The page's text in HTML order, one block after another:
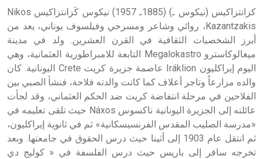
- هل تعلم أن أبجر Abgar اسم معروف جيداً يعود إلى عدد من
الملوك الذين حكموا مدينة إديسا (الرها) من أبجر الأول وحتى
التاسع، وهم ينتسبون إلى أسرة أوسروين
- هل تعلم أن الأبجدية الكنعانية تتألف من /22/ علامة كتابية
sign تكتب منفصلة غير متصلة، وتعتمد المبدأ الأكوروفوني،
حيث تقتصر القيمة الصوتية للعلامة الك
كزانتزاكيس (نيكوس ـ) (1885ـ 1957) نيكوس كَزانتزاكيس Nikos
Kazantzakis، روائي وشاعر ومسرحي وفيلسوف يوناني، يعد من
أبرز الشخصيات الثقافية في القرن العشرين. ولد في مدينة
ميغالوكاسترو Megalokastro التابعة للامبراطورية العثمانية، وهي
اليوم إيراكليون Iráklion عاصمة جزيرة كريت Crete اليونانية. كان
والده مزارعاً وتاجر أعلاف كما كانت والدته فلاحة، فنشأ الصبي بين
الفلاحين في مرحلة انتفاضة كريت ضد الحكم العثماني، وقد لجأت
عائلته إلى الجزيرة اليونانية ناكسوس Náxos حيث تلقى تعليمه في
«مدرسة الصليب المقدس الفرنسيسكانية» ثم في ثانوية إيراكليون،
ثم انتقل عام 1903 إلى أثينا حيث درس الحقوق في جامعتها. وبعد
تخرجه سافر إلى باريس حيث درس الفلسفة في « كوليج دي